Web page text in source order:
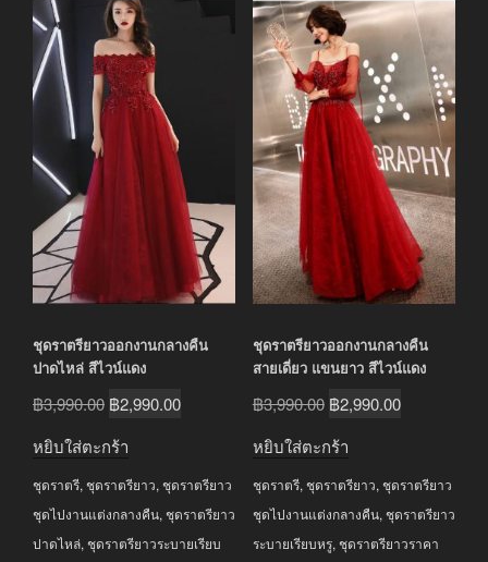
ชุดราตรียาวออกงานกลางคืน
ปาดไหล่ สีไวน์แดง
฿3,990.00 Original
฿3,990.00.
฿2,990.00Current
฿2,990.00.
หยิบใส่ตะกร้า
ชุดราตรี, ชุดราตรียาว, ชุดราตรียาว
ชุดไปงานแต่งกลางคืน, ชุดราตรียาว
ปาดไหล่, ชุดราตรียาวระบายเรียบ
ชุดราตรียาวออกงานกลางคืน
สายเดี่ยว แขนยาว สีไวน์แดง
฿3,990.00 Original
฿3,990.00.
฿2,990.00Current
฿2,990.00.
หยิบใส่ตะกร้า
ชุดราตรี, ชุดราตรียาว, ชุดราตรียาว
ชุดไปงานแต่งกลางคืน, ชุดราตรียาว
ระบายเรียบหรู, ชุดราตรียาวราคา